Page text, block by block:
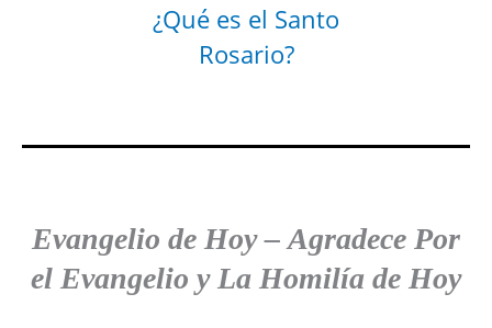
¿Qué es el Santo
Rosario?
Evangelio de Hoy–Agradece Por
el Evangelio y La Homilía de Hoy